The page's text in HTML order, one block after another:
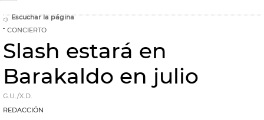
Escuchar la página
CONCIERTO
Slash estará en
Barakaldo en julio
G.U./X.D.
REDACCIÓN